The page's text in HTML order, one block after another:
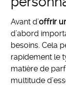
Avant d’offrir
d’abord
besoins. Cela
rapidement le
matière de
multitude